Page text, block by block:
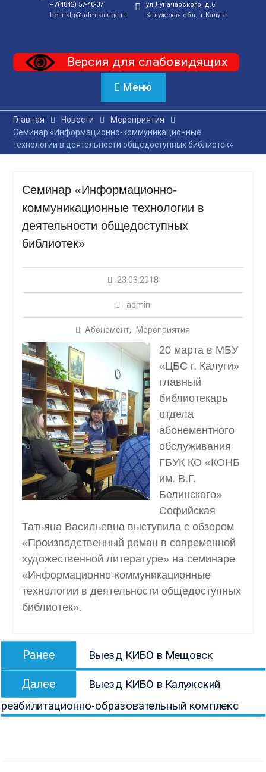
+7(4842) 57-40-37
belinklg@adm.kaluga.ru
ул.Луначарского, д.6
Калужская обл., г.Калуга
Версия для слабовидящих
Меню
Главная Новости
Мероприятия
Семинар «Информационно-коммуникационные
технологии в деятельности общедоступных библиотек»
Семинар «Информационно-
коммуникационные технологии в
деятельности общедоступных
библиотек»
23.03.2018
admin
Абонемент, Мероприятия
20 марта в МБУ
«ЦБС г. Калуги»
главный
библиотекарь
отдела
абонементного
обслуживания
ГБУК КО «КОНБ
им. В.Г.
Белинского»
Софийская
Татьяна Васильевна выступила с обзором
«Производственный роман в современной
художественной литературе» на семинаре
«Информационно-коммуникационные
технологии в деятельности общедоступных
библиотек».
Навигация
записям
Ранее
запись:
Выезд КИБО в Мещовск
Далее Следующая
запись:
Выезд КИБО в Калужский
реабилитационно-образовательный комплекс